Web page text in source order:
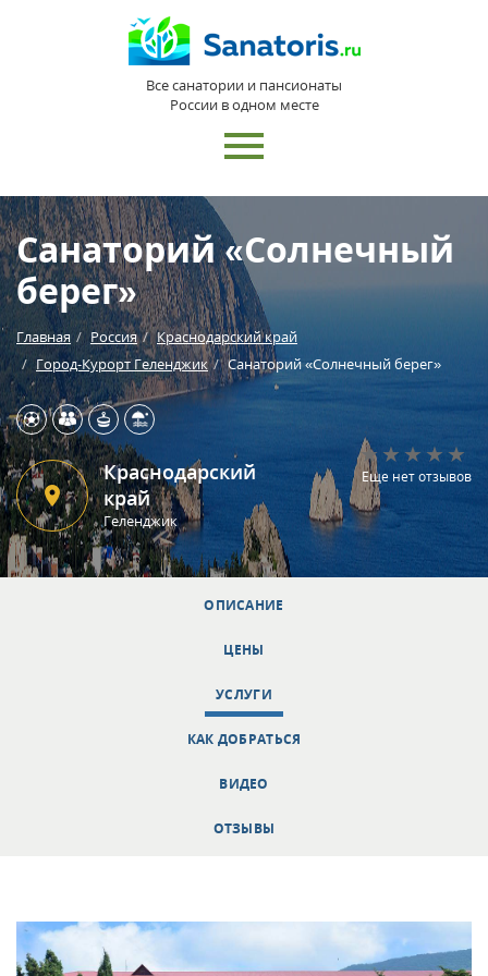
Все санатории и пансионаты
России в одном месте
Санаторий «Солнечный
берег»
Главная Россия
Краснодарский край
Город-Курорт Геленджик
Санаторий «Солнечный берег»
Краснодарский
край
Геленджик
Еще нет отзывов
ОПИСАНИЕ
ЦЕНЫ
УСЛУГИ
КАК ДОБРАТЬСЯ
ВИДЕО
ОТЗЫВЫ